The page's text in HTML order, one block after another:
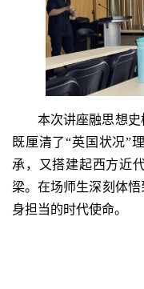
本次讲座融思想史
既厘清了“英国状况”
承，又搭建起西方近
梁。在场师生深刻体
身担当的时代使命。